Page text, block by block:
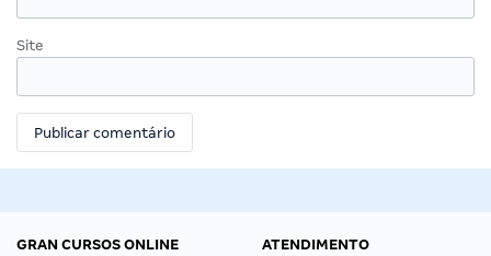
Site
GRAN CURSOS ONLINE
ATENDIMENTO